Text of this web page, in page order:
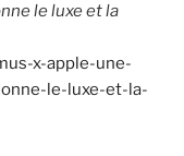
le luxe et la
x-apple-une-
le-luxe-et-la-